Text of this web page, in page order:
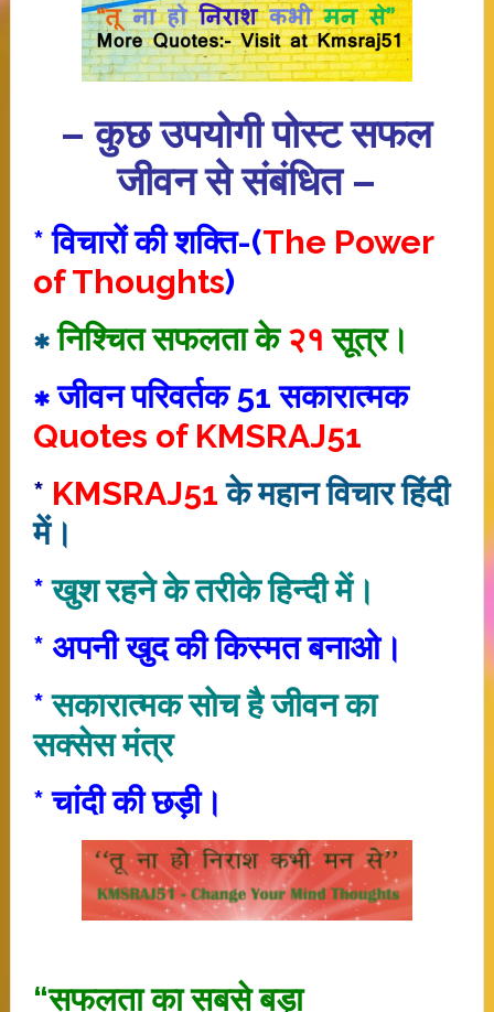
– कुछ उपयोगी पोस्ट सफल
जीवन से संबंधित –
* विचारों की शक्ति-(The Power
of Thoughts)
∗निश्चित सफलता के २१ सूत्र।
∗ जीवन परिवर्तक 51 सकारात्मक
Quotes of KMSRAJ51
* KMSRAJ51 के महान विचार हिंदी
में।
* खुश रहने के तरीके हिन्दी में।
* अपनी खुद की किस्मत बनाओ।
*सकारात्‍मक सोच है जीवन का
सक्‍सेस मंत्र
* चांदी की छड़ी।
“सफलता का सबसे बड़ा